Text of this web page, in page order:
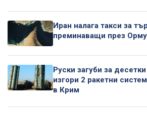
Иран налага такси за
преминаващи през
Руски загуби за
изгори 2 ракетни
в Крим